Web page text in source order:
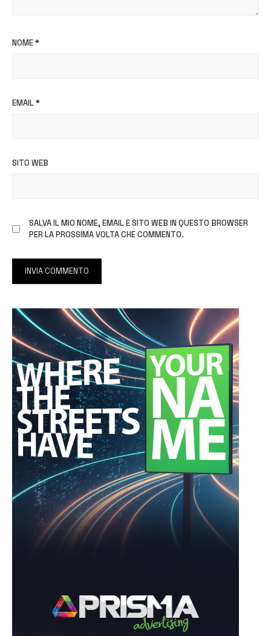
NOME*
EMAIL*
SITO WEB
SALVA IL MIO NOME, EMAIL E SITO WEB IN QUESTO BROWSER
PER LA PROSSIMA VOLTA CHE COMMENTO.